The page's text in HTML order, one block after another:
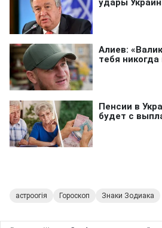
астроогія Гороскоп Знаки Зодиака